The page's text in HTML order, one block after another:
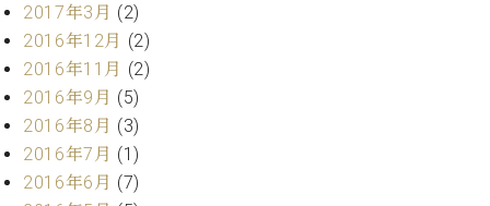
ア
ー
テ
ィ
ス
ト
カ
タ
2017年3月 (2)
2016年12月 (2)
2016年11月 (2)
2016年9月 (5)
2016年8月 (3)
2016年7月 (1)
2016年6月 (7)